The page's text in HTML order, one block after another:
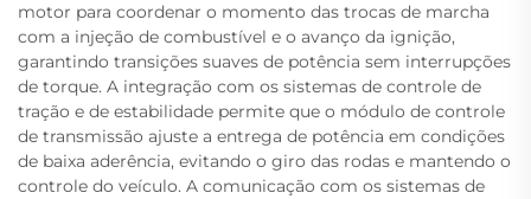
motor para coordenar o momento das trocas de marcha
com a injeção de combustível e o avanço da ignição,
garantindo transições suaves de potência sem interrupções
de torque. A integração com os sistemas de controle de
tração e de estabilidade permite que o módulo de controle
de transmissão ajuste a entrega de potência em condições
de baixa aderência, evitando o giro das rodas e mantendo o
controle do veículo. A comunicação com os sistemas de